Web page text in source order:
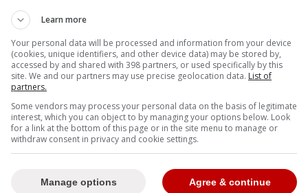
prochaine, évolue présentement avec
Probablement que vous vous dites que ce
c'est pour cette formation queCole Caufield
évolue actuellement. Holloway est passé des
américains cette année. Il a connu un
ses 25 premières sorties. Cependant, il
Learn more
Your personal data will be processed and information from your device
(cookies, unique identifiers, and other device data) may be stored by,
accessed by and shared with 398 partners, or used specifically by this
site. We and our partners may use precise geolocation data. List of
partners.
Some vendors may process your personal data on the basis of legitimate
interest, which you can object to by managing your options below. Look
for a link at the bottom of this page or in the site menu to manage or
withdraw consent in privacy and cookie settings.
Agree & continue
Manage options